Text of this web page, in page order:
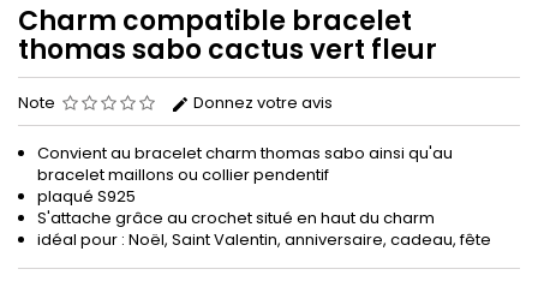
Charm compatible bracelet
thomas sabo cactus vert fleur
Note Donnez votre avis
Convient au bracelet charm thomas sabo ainsi qu'au
bracelet maillons ou collier pendentif
plaqué S925
S'attache grâce au crochet situé en haut du charm
idéal pour : Noël, Saint Valentin, anniversaire, cadeau, fête